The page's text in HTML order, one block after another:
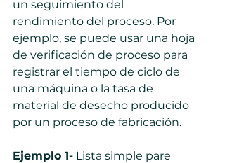
un seguimiento del
rendimiento del proceso. Por
ejemplo, se puede usar una hoja
de verificación de proceso para
registrar el tiempo de ciclo de
una máquina o la tasa de
material de desecho producido
por un proceso de fabricación.
Ejemplo 1- Lista simple pare